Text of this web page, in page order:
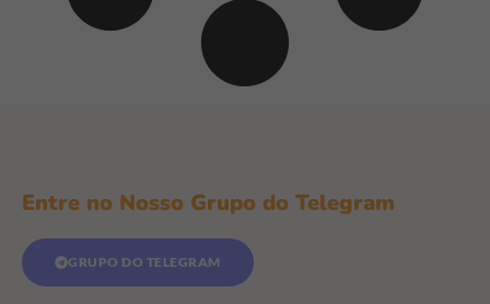
Entre no Nosso Grupo do Telegram
GRUPO DO TELEGRAM